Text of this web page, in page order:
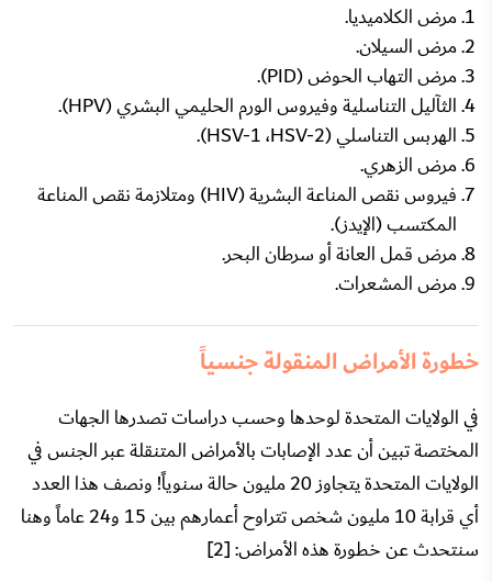
مرض الكلاميديا.
مرض السيلان.
مرض التهاب الحوض (PID).
الثآليل التناسلية وفيروس الورم الحليمي البشري (HPV).
الهربس التناسلي (HSV-1 ،HSV-2).
مرض الزهري.
فيروس نقص المناعة البشرية (HIV) ومتلازمة نقص المناعة
المكتسب (الإيدز).
مرض قمل العانة أو سرطان البحر.
مرض المشعرات.
خطورة الأمراض المنقولة جنسياً
في الولايات المتحدة لوحدها وحسب دراسات تصدرها الجهات
المختصة تبين أن عدد الإصابات بالأمراض المتنقلة عبر الجنس في
الولايات المتحدة يتجاوز 20 مليون حالة سنوياً! ونصف هذا العدد
أي قرابة 10 مليون شخص تتراوح أعمارهم بين 15 و24 عاماً وهنا
سنتحدث عن خطورة هذه الأمراض: [2]